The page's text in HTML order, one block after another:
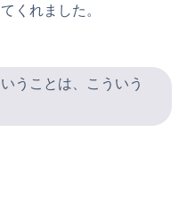
くれました。
うことは、こういう